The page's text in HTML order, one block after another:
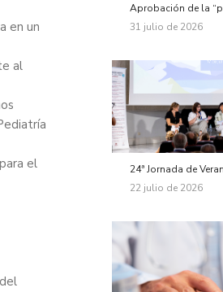
en un
al
el
Aprobación de la
31 julio de 2026
24ª Jornada de
22 julio de 2026